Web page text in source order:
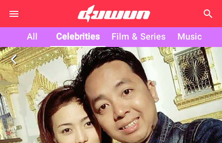
search
All Celebrities Film & Series Music
arrow_back_ios